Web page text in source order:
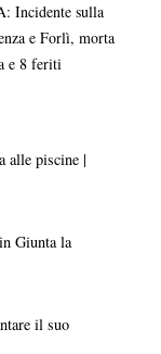
Incidente sulla
e Forlì, morta
e 8 feriti
alle piscine |
Giunta la
il suo